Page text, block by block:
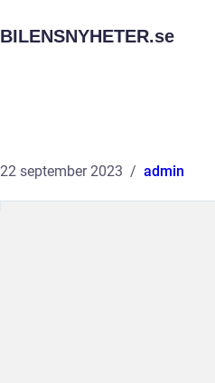
BILENSNYHETER.se
22 september 2023 admin